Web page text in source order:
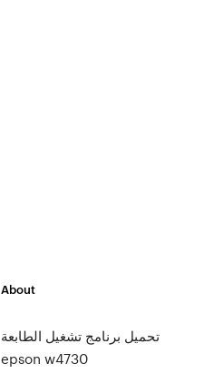
About
تحميل برنامج تشغيل الطابعة
epson w4730